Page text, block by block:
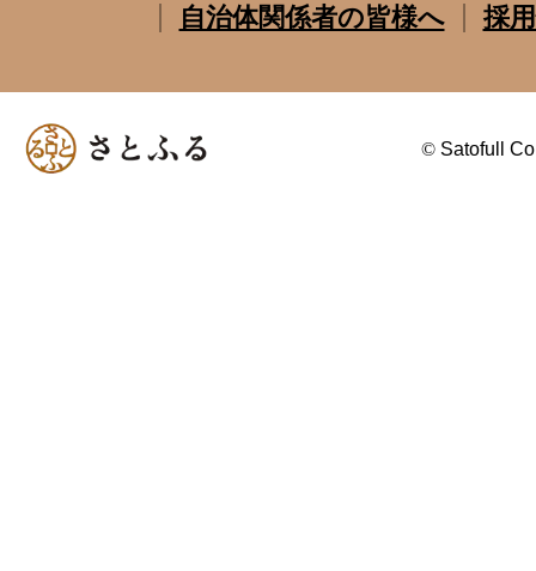
自治体関係者の皆様へ
採
© Satofull